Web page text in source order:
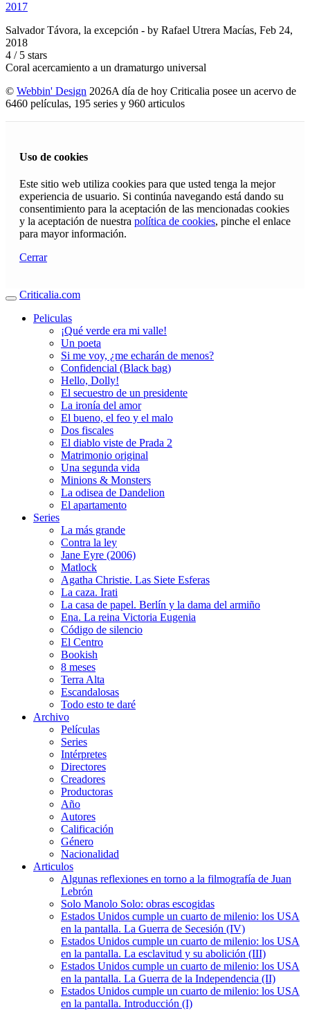
2017
Salvador Távora, la excepción - by Rafael Utrera Macías, Feb 24,
2018
4 / 5 stars
Coral acercamiento a un dramaturgo universal
© Webbin' Design 2026A día de hoy Criticalia posee un acervo de
6460 películas, 195 series y 960 articulos
Uso de cookies
Este sitio web utiliza cookies para que usted tenga la mejor
experiencia de usuario. Si continúa navegando está dando su
consentimiento para la aceptación de las mencionadas cookies
y la aceptación de nuestra política de cookies, pinche el enlace
para mayor información.
Cerrar
Criticalia.com
Peliculas
¡Qué verde era mi valle!
Un poeta
Si me voy, ¿me echarán de menos?
Confidencial (Black bag)
Hello, Dolly!
El secuestro de un presidente
La ironía del amor
El bueno, el feo y el malo
Dos fiscales
El diablo viste de Prada 2
Matrimonio original
Una segunda vida
Minions & Monsters
La odisea de Dandelion
El apartamento
Series
La más grande
Contra la ley
Jane Eyre (2006)
Matlock
Agatha Christie. Las Siete Esferas
La caza. Irati
La casa de papel. Berlín y la dama del armiño
Ena. La reina Victoria Eugenia
Código de silencio
El Centro
Bookish
8 meses
Terra Alta
Escandalosas
Todo esto te daré
Archivo
Películas
Series
Intérpretes
Directores
Creadores
Productoras
Año
Autores
Calificación
Género
Nacionalidad
Articulos
Algunas reflexiones en torno a la filmografía de Juan
Lebrón
Solo Manolo Solo: obras escogidas
Estados Unidos cumple un cuarto de milenio: los USA
en la pantalla. La Guerra de Secesión (IV)
Estados Unidos cumple un cuarto de milenio: los USA
en la pantalla. La esclavitud y su abolición (III)
Estados Unidos cumple un cuarto de milenio: los USA
en la pantalla. La Guerra de la Independencia (II)
Estados Unidos cumple un cuarto de milenio: los USA
en la pantalla. Introducción (I)